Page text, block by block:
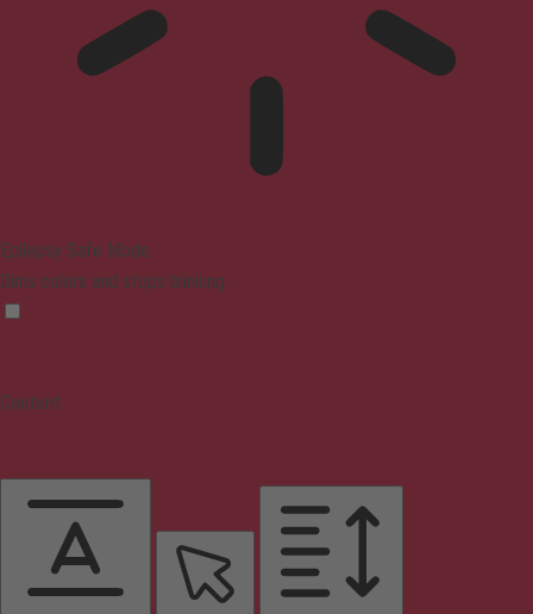
Epilepsy Safe Mode
Dims colors and stops blinking
Content